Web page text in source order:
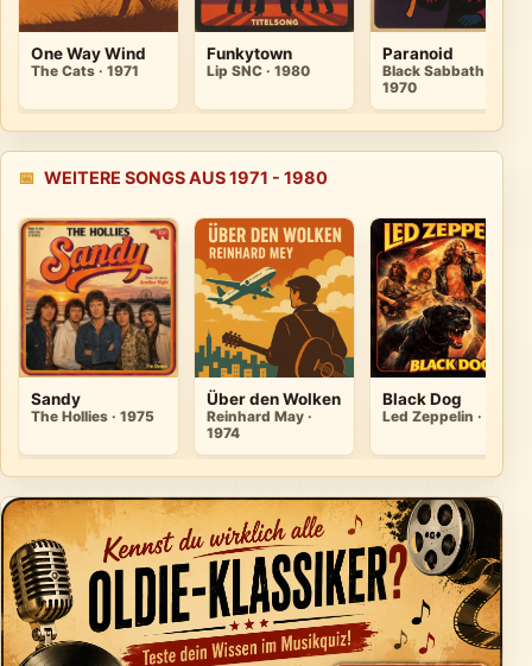
One Way Wind
The Cats · 1971
Funkytown
Lip SNC · 1980
Paranoid
Black Sabbath ·
1970
📅 WEITERE SONGS AUS 1971 - 1980
Sandy
The Hollies · 1975
Über den Wolken
Reinhard May ·
1974
Black Dog
Led Zeppelin · 1971